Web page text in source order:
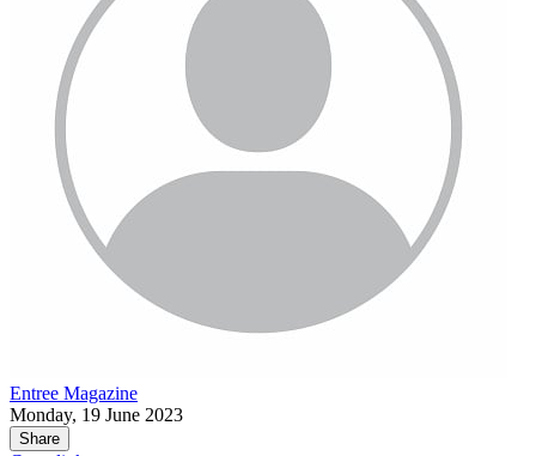
Entree Magazine
Monday, 19 June 2023
Share